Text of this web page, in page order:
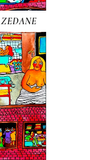
O PANU